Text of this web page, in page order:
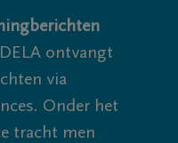
DELA ontvangt
via
Onder het
tracht men